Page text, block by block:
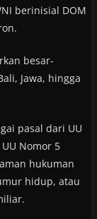
berinisial DOM
besar-
Jawa, hingga
pasal dari UU
Nomor 5
hukuman
hidup, atau